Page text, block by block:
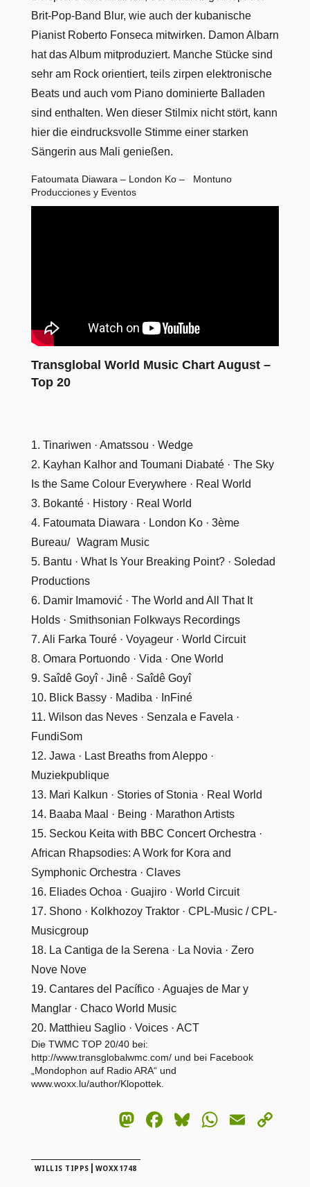
Brit-Pop-Band Blur, wie auch der kubanische
Pianist Roberto Fonseca mitwirken. Damon Albarn
hat das Album mitproduziert. Manche Stücke sind
sehr am Rock orientiert, teils zirpen elektronische
Beats und auch vom Piano dominierte Balladen
sind enthalten. Wen dieser Stilmix nicht stört, kann
hier die eindrucksvolle Stimme einer starken
Sängerin aus Mali genießen.
Fatoumata Diawara – London Ko – Montuno
Producciones y Eventos
Transglobal World Music Chart August –
Top 20
1. Tinariwen · Amatssou · Wedge
2. Kayhan Kalhor and Toumani Diabaté · The Sky
Is the Same Colour Everywhere · Real World
3. Bokanté · History · Real World
4. Fatoumata Diawara · London Ko · 3ème
Bureau/ Wagram Music
5. Bantu · What Is Your Breaking Point? · Soledad
Productions
6. Damir Imamović · The World and All That It
Holds · Smithsonian Folkways Recordings
7. Ali Farka Touré · Voyageur · World Circuit
8. Omara Portuondo · Vida · One World
9. Saîdê Goyî · Jinê · Saîdê Goyî
10. Blick Bassy · Madiba · InFiné
11. Wilson das Neves · Senzala e Favela ·
FundiSom
12. Jawa · Last Breaths from Aleppo ·
Muziekpublique
13. Mari Kalkun · Stories of Stonia · Real World
14. Baaba Maal · Being · Marathon Artists
15. Seckou Keita with BBC Concert Orchestra ·
African Rhapsodies: A Work for Kora and
Symphonic Orchestra · Claves
16. Eliades Ochoa · Guajiro · World Circuit
17. Shono · Kolkhozoy Traktor · CPL-Music / CPL-
Musicgroup
18. La Cantiga de la Serena · La Novia · Zero
Nove Nove
19. Cantares del Pacífico · Aguajes de Mar y
Manglar · Chaco World Music
20. Matthieu Saglio · Voices · ACT
Die TWMC TOP 20/40 bei:
http://www.transglobalwmc.com/und bei Facebook
„Mondophon auf Radio ARA“und
www.woxx.lu/author/Klopottek.
Mastodon
Facebook
BlueskyEmail
WILLIS TIPPS | WOXX1748